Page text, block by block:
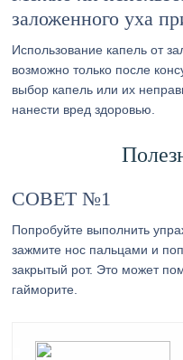
заложенного уха
Использование капель от
возможно только после
выбор капель или их
нанести вред здоровью.
СОВЕТ №1
Попробуйте выполнить
зажмите нос пальцами и
закрытый рот. Это может
гайморите.